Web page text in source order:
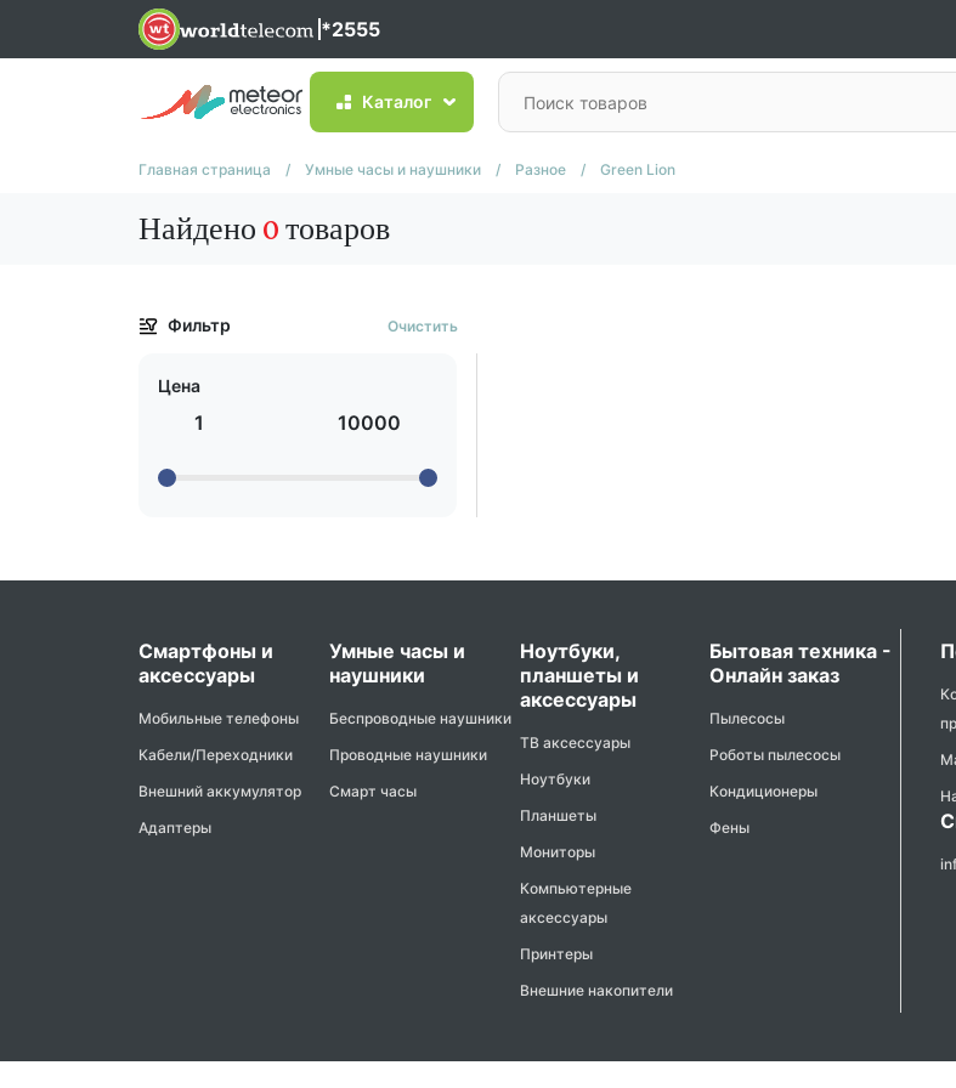
*2555
Каталог
Главная страница / Умные часы и наушники / Разное / Green Lion
Найдено 0 товаров
Фильтр Очистить
Цена
1 10000
Смартфоны и
аксессуары
Мобильные телефоны
Кабели/Переходники
Внешний аккумулятор
Адаптеры
Умные часы и
наушники
Беспроводные наушники
Проводные наушники
Смарт часы
Ноутбуки,
планшеты и
аксессуары
ТВ аксессуары
Ноутбуки
Планшеты
Мониторы
Компьютерные
аксессуары
Принтеры
Внешние накопители
Бытовая техника -
Онлайн заказ
Пылесосы
Роботы пылесосы
Кондиционеры
Фены